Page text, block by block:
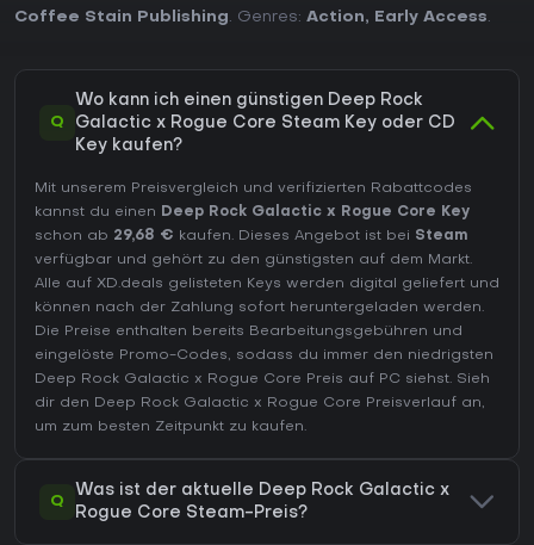
Coffee Stain Publishing. Genres: Action, Early Access.
Q
Wo kann ich einen günstigen Deep Rock
Galactic x Rogue Core Steam Key oder CD
Key kaufen?
Mit unserem Preisvergleich und verifizierten Rabattcodes
kannst du einen Deep Rock Galactic x Rogue Core Key
schon ab 29,68 € kaufen. Dieses Angebot ist bei Steam
verfügbar und gehört zu den günstigsten auf dem Markt.
Alle auf XD.deals gelisteten Keys werden digital geliefert und
können nach der Zahlung sofort heruntergeladen werden.
Die Preise enthalten bereits Bearbeitungsgebühren und
eingelöste Promo-Codes, sodass du immer den niedrigsten
Deep Rock Galactic x Rogue Core Preis auf PC siehst. Sieh
dir den Deep Rock Galactic x Rogue Core Preisverlauf an,
um zum besten Zeitpunkt zu kaufen.
Q
Was ist der aktuelle Deep Rock Galactic x
Rogue Core Steam-Preis?